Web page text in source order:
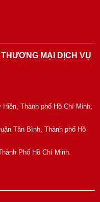
MẠI DỊCH VỤ
Thành phố Hồ Chí Minh,
Tân Bình, Thành phố Hồ
Phố Hồ Chí Minh.